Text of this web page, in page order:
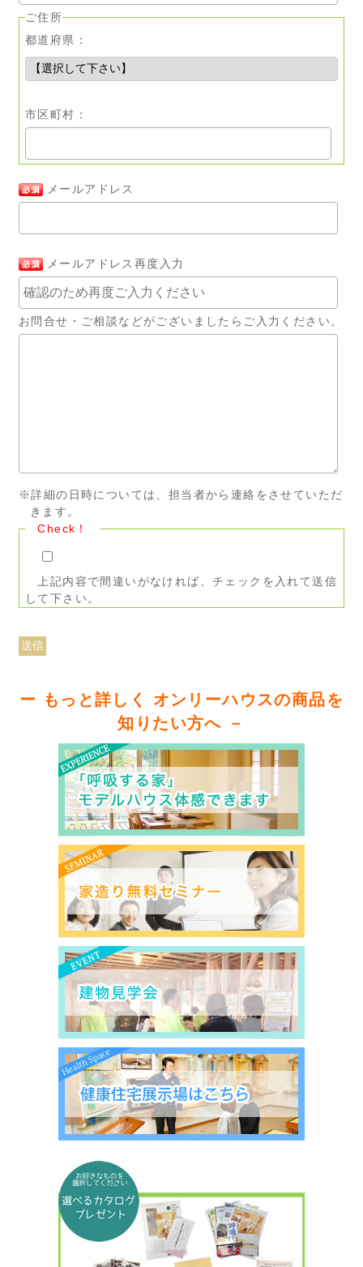
ご住所
都道府県：
市区町村：
メールアドレス
メールアドレス再度入力
お問合せ・ご相談などがございましたらご入力ください。
※詳細の日時については、担当者から連絡をさせていただ
きます。
Check！
上記内容で間違いがなければ、チェックを入れて送信
して下さい。
ー もっと詳しく オンリーハウスの商品を
知りたい方へ －